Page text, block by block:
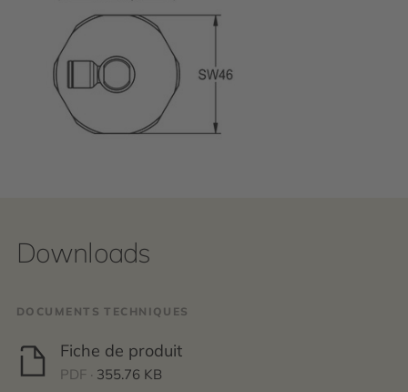
Downloads
DOCUMENTS TECHNIQUES
Fiche de produit
PDF · 355.76 KB